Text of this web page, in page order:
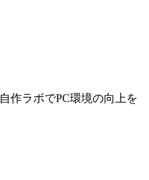
自作ラボでPC環境の向上を